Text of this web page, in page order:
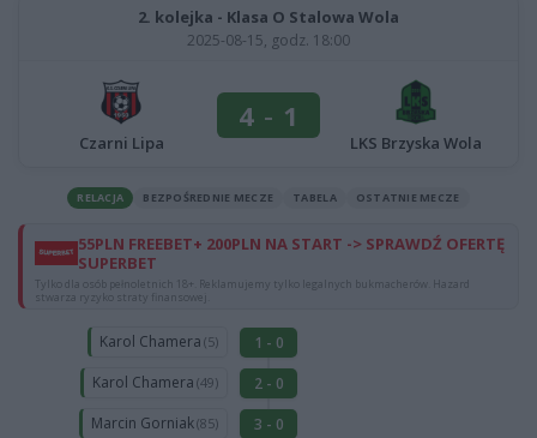
2. kolejka - Klasa O Stalowa Wola
2025-08-15, godz. 18:00
Czarni Lipa
4 - 1
LKS Brzyska Wola
RELACJA BEZPOŚREDNIE MECZE TABELA OSTATNIE MECZE
55PLN FREEBET+ 200PLN NA START -> SPRAWDŹ OFERTĘ
SUPERBET
Tylko dla osób pełnoletnich 18+. Reklamujemy tylko legalnych bukmacherów. Hazard
stwarza ryzyko straty finansowej.
Karol Chamera (5)
1 - 0
Karol Chamera (49)
2 - 0
Marcin Gorniak(85)
3 - 0